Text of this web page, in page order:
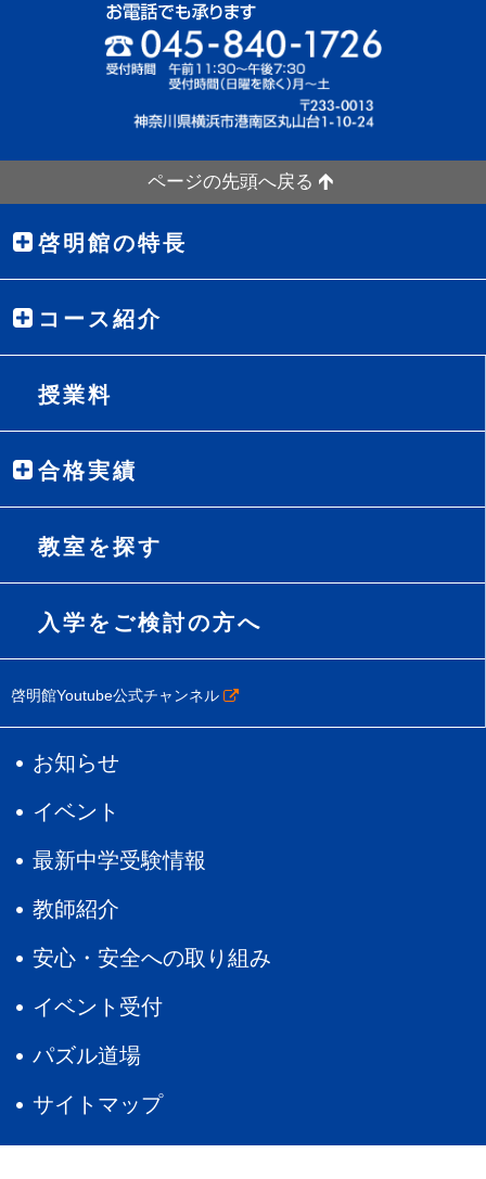
ページの先頭へ戻る
啓明館の特長
コース紹介
授業料
合格実績
教室を探す
入学をご検討の方へ
啓明館Youtube公式チャンネル
お知らせ
イベント
最新中学受験情報
教師紹介
安心・安全への取り組み
イベント受付
パズル道場
サイトマップ